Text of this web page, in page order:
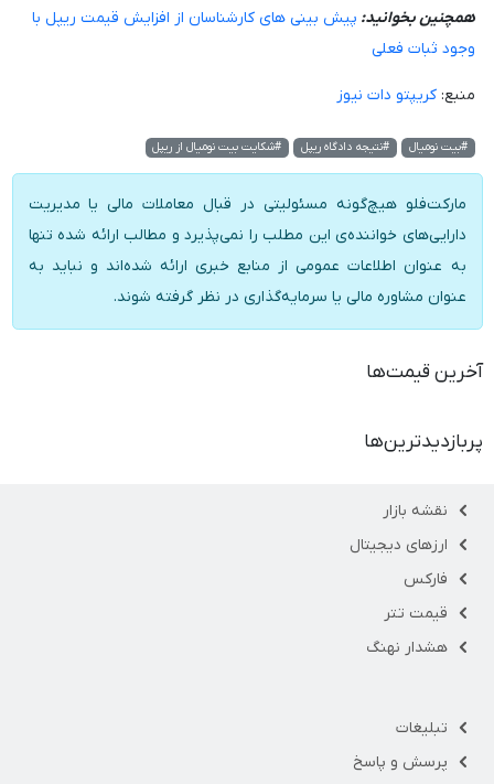
همچنین بخوانید: پیش بینی های کارشناسان از افزایش قیمت ریپل با
وجود ثبات فعلی
منبع:کریپتو دات نیوز
#بیت نومیال #نتیجه دادگاه ریپل #شکایت بیت نومیال از ریپل
مارکت‌فلو هیچ‌گونه مسئولیتی در قبال معاملات مالی یا مدیریت
دارایی‌های خواننده‌ی این مطلب را نمی‌پذیرد و مطالب ارائه شده تنها
به عنوان اطلاعات عمومی از منابع خبری ارائه شده‌اند و نباید به
عنوان مشاوره مالی یا سرمایه‌گذاری در نظر گرفته شوند.
آخرین قیمت‌ها
پربازدیدترین‌ها
نقشه بازار
ارزهای دیجیتال
فارکس
قیمت تتر
هشدار نهنگ
تبلیغات
پرسش و پاسخ